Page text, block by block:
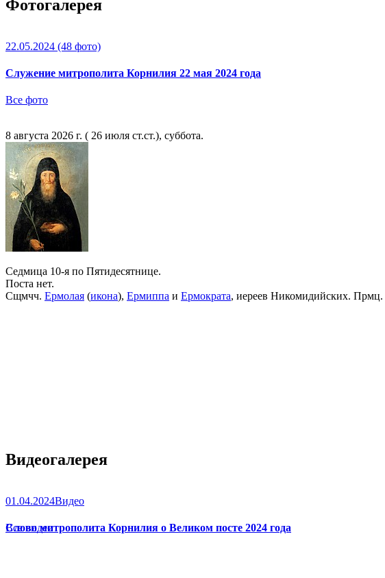
Фотогалерея
22.05.2024 (48 фото)
Служение митрополита Корнилия 22 мая 2024 года
Все фото
8 августа 2026 г. ( 26 июля ст.ст.), суббота.
Седмица 10-я по Пятидесятнице.
Поста нет.
Сщмчч. Ермолая (икона), Ермиппа и Ермократа, иереев Никомидийских. Прмц.
Видеогалерея
01.04.2024Видео
Слово митрополита Корнилия о Великом посте 2024 года
Все видео